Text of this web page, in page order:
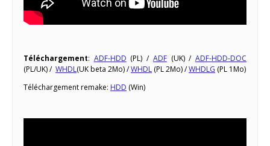
Téléchargement: ADF-HDD (PL) / ADF(UK) /ADF-HDD-DOC
(PL/UK) / WHDL(UK beta 2Mo) /WHDL (PL 2Mo) /WHDLG (PL 1Mo)
Téléchargement remake: HDD (Win)